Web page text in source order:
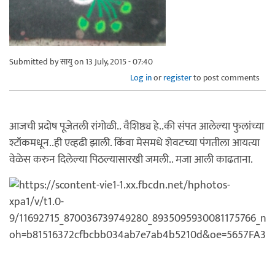
Submitted byसायुon 13 July, 2015 - 07:40
Log inorregisterto post comments
आजची प्रदोष पूजेतली रांगोळी.. वैशिष्ठ्य हे..की संपत आलेल्या फुलांच्या
श्टॉकमधून..ही एव्हढी झाली. किंवा मेसमधे शेवटच्या पंगतीला आयत्या
वेळेस करुन दिलेल्या पिठल्यासारखी जमली.. मजा आली काढताना.